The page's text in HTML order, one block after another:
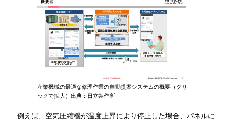
産業機械の最適な修理作業の自動提案システムの概要（クリ
ックで拡大）出典：日立製作所
例えば、空気圧縮機が温度上昇により停止した場合、パネルに